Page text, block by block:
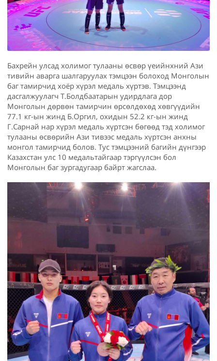
Бахрейн улсад холимог тулааны өсвөр үеийнхний Ази
тивийн аварга шалгаруулах тэмцээн болоход Монголын
баг тамирчид хоёр хүрэл медаль хүртэв. Тэмцээнд
дасгалжуулагч Т.Болдбаатарын удирдлага дор
Монголын дөрвөн тамирчин өрсөлдөхөд хөвгүүдийн
77.1 кг-ын жинд Б.Оргил, охидын 52.2 кг-ын жинд
Г.Сарнай нар хүрэл медаль хүртсэн бөгөөд тэд холимог
тулааны өсвөрийн Ази тивээс медаль хүртсэн анхны
монгол тамирчид болов. Тус тэмцээний багийн дүнгээр
Казахстан улс 10 медальтайгаар тэргүүлсэн бол
Монголын баг зургадугаар байрт жагслаа.